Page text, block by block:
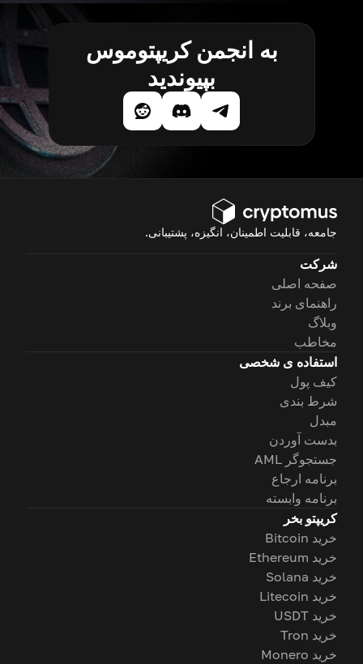
به انجمن کریپتوموس
بپیوندید
جامعه، قابلیت اطمینان، انگیزه، پشتیبانی.
شرکت
صفحه اصلی
راهنمای برند
وبلاگ
مخاطب
استفاده ی شخصی
کیف پول
شرط بندی
مبدل
بدست آوردن
جستجوگر AML
برنامه ارجاع
برنامه وابسته
کریپتو بخر
خرید Bitcoin
خرید Ethereum
خرید Solana
خرید Litecoin
خرید USDT
خرید Tron
خرید Monero